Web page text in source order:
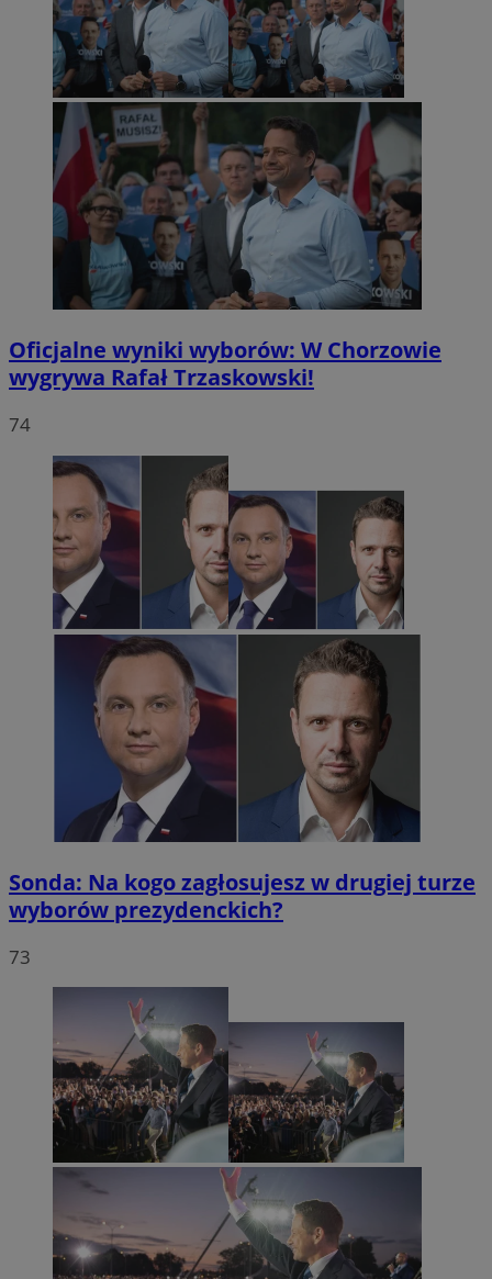
Oficjalne wyniki wyborów: W Chorzowie
wygrywa Rafał Trzaskowski!
74
Sonda: Na kogo zagłosujesz w drugiej turze
wyborów prezydenckich?
73